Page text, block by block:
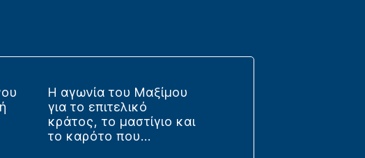
Η αγωνία του Μαξίμου
για το επιτελικό
κράτος, το μαστίγιο και
το καρότο που...